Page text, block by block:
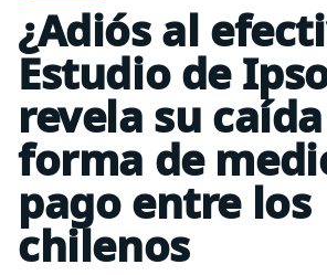
¿Adiós al
Estudio de
revela su
forma de
pago entre los
chilenos